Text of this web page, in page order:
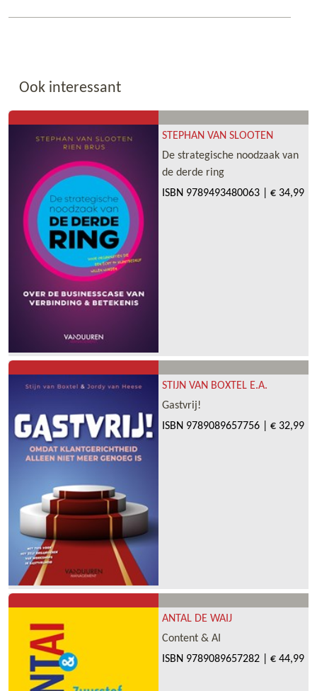
Ook interessant
STEPHAN VAN SLOOTEN
De strategische noodzaak van
de derde ring
ISBN 9789493480063 € 34,99
STIJN VAN BOXTEL E.A.
Gastvrij!
ISBN 9789089657756 € 32,99
ANTAL DE WAIJ
Content & AI
ISBN 9789089657282 € 44,99